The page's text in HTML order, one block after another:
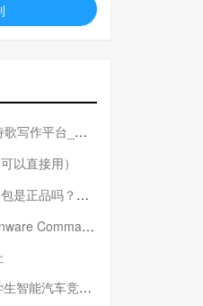
生成器_电脑对联_姓名作诗
以直接用）
卖的包为啥那么便宜？
面附有超全详解呦，快来快来，欢迎观看~
总决赛参赛队伍奖项公告